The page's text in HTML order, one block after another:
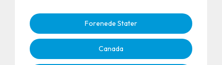
Forenede Stater
Canada